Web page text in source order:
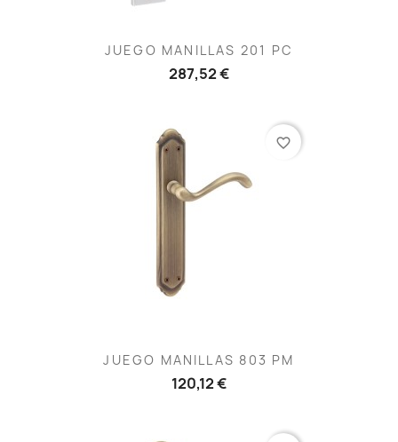
JUEGO MANILLAS 201 PC
287,52 €
JUEGO MANILLAS 803 PM
120,12 €
favorite_border